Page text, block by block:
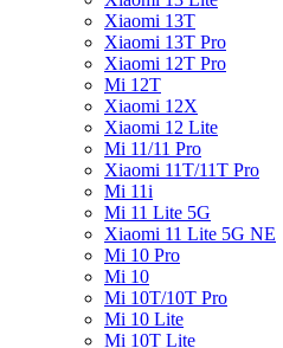
Xiaomi 13T
Xiaomi 13T Pro
Xiaomi 12T Pro
Mi 12T
Xiaomi 12X
Xiaomi 12 Lite
Mi 11/11 Pro
Xiaomi 11T/11T Pro
Mi 11i
Mi 11 Lite 5G
Xiaomi 11 Lite 5G NE
Mi 10 Pro
Mi 10
Mi 10T/10T Pro
Mi 10 Lite
Mi 10T Lite